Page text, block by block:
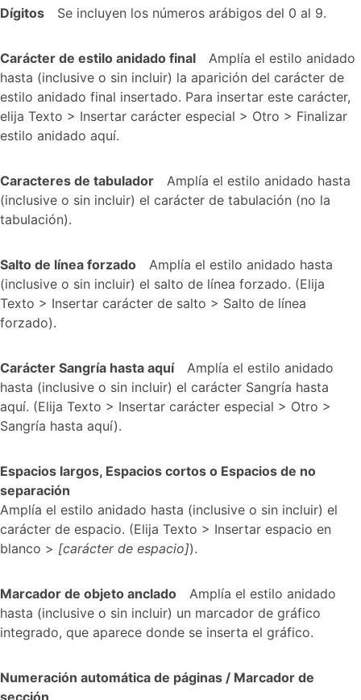
Dígitos Se incluyen los números arábigos del 0 al 9.
Carácter de estilo anidado final
Amplía el estilo anidado
hasta (inclusive o sin incluir) la aparición del carácter de
estilo anidado final insertado. Para insertar este carácter,
elija Texto > Insertar carácter especial > Otro > Finalizar
estilo anidado aquí.
Caracteres de tabulador
Amplía el estilo anidado hasta
(inclusive o sin incluir) el carácter de tabulación (no la
tabulación).
Salto de línea forzado
Amplía el estilo anidado hasta
(inclusive o sin incluir) el salto de línea forzado. (Elija
Texto > Insertar carácter de salto > Salto de línea
forzado).
Carácter Sangría hasta aquí
Amplía el estilo anidado
hasta (inclusive o sin incluir) el carácter Sangría hasta
aquí. (Elija Texto > Insertar carácter especial > Otro >
Sangría hasta aquí).
Espacios largos, Espacios cortos o Espacios de no
separación
Amplía el estilo anidado hasta (inclusive o sin incluir) el
carácter de espacio. (Elija Texto > Insertar espacio en
blanco > [carácter de espacio]).
Marcador de objeto anclado
Amplía el estilo anidado
hasta (inclusive o sin incluir) un marcador de gráfico
integrado, que aparece donde se inserta el gráfico.
Numeración automática de páginas / Marcador de
sección